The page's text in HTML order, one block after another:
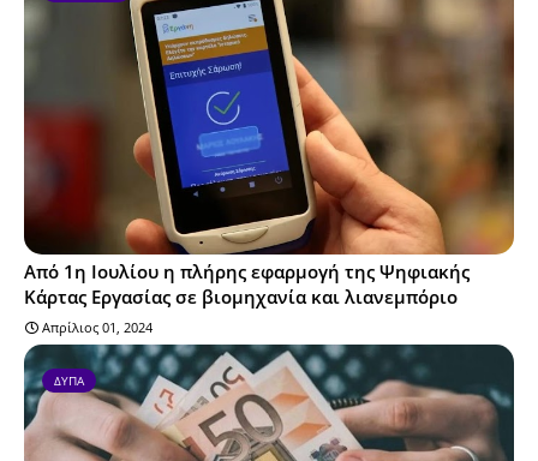
Από 1η Ιουλίου η πλήρης εφαρμογή της Ψηφιακής
Κάρτας Εργασίας σε βιομηχανία και λιανεμπόριο
Απρίλιος 01, 2024
ΔΥΠΑ